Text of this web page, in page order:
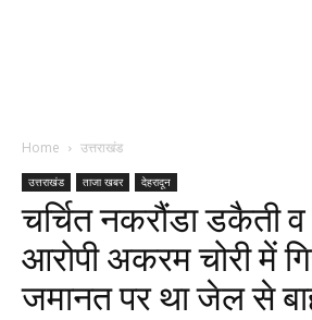
Home उत्तराखंड
उत्तराखंड ताजा खबर देहरादून
चर्चित नकरौंडा डकैती
आरोपी अकरम चोरी में
जमानत पर था जेल से